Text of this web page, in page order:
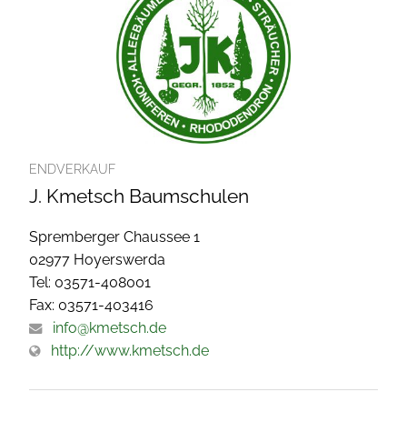
ENDVERKAUF
J. Kmetsch Baumschulen
Spremberger Chaussee 1
02977 Hoyerswerda
Tel: 03571-408001
Fax: 03571-403416
info@kmetsch.de
http://www.kmetsch.de